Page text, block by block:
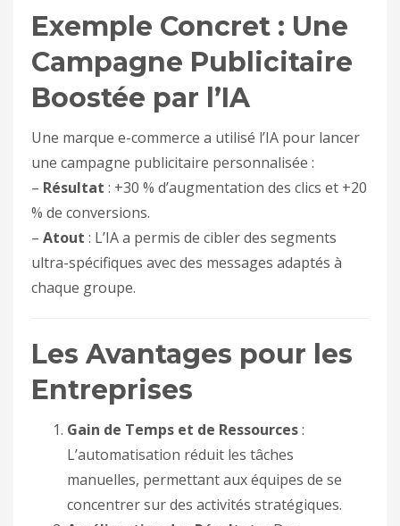
Exemple Concret : Une
Campagne Publicitaire
Boostée par l’IA
Une marque e-commerce a utilisé l’IA pour lancer
une campagne publicitaire personnalisée :
– Résultat : +30 % d’augmentation des clics et +20
% de conversions.
– Atout : L’IA a permis de cibler des segments
ultra-spécifiques avec des messages adaptés à
chaque groupe.
Les Avantages pour les
Entreprises
Gain de Temps et de Ressources:
L’automatisation réduit les tâches
manuelles, permettant aux équipes de se
concentrer sur des activités stratégiques.